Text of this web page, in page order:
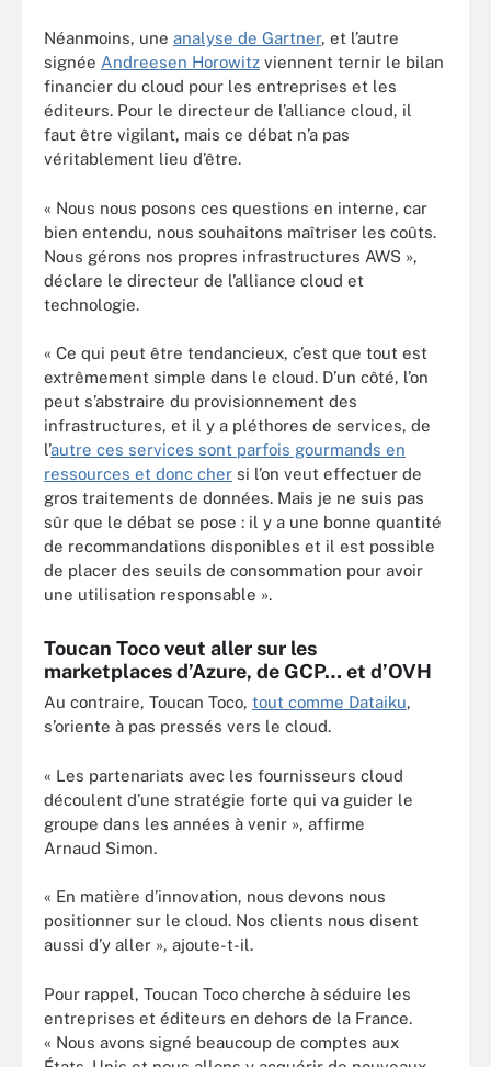
Néanmoins, une analyse de Gartner, et l’autre
signée Andreesen Horowitz viennent ternir le bilan
financier du cloud pour les entreprises et les
éditeurs. Pour le directeur de l’alliance cloud, il
faut être vigilant, mais ce débat n’a pas
véritablement lieu d’être.
« Nous nous posons ces questions en interne, car
bien entendu, nous souhaitons maîtriser les coûts.
Nous gérons nos propres infrastructures AWS »,
déclare le directeur de l’alliance cloud et
technologie.
« Ce qui peut être tendancieux, c’est que tout est
extrêmement simple dans le cloud. D’un côté, l’on
peut s’abstraire du provisionnement des
infrastructures, et il y a pléthores de services, de
l’autre ces services sont parfois gourmands en
ressources et donc cher si l’on veut effectuer de
gros traitements de données. Mais je ne suis pas
sûr que le débat se pose : il y a une bonne quantité
de recommandations disponibles et il est possible
de placer des seuils de consommation pour avoir
une utilisation responsable ».
Toucan Toco veut aller sur les
marketplaces d’Azure, de GCP… et d’OVH
Au contraire, Toucan Toco, tout comme Dataiku,
s’oriente à pas pressés vers le cloud.
« Les partenariats avec les fournisseurs cloud
découlent d’une stratégie forte qui va guider le
groupe dans les années à venir », affirme
Arnaud Simon.
« En matière d’innovation, nous devons nous
positionner sur le cloud. Nos clients nous disent
aussi d’y aller », ajoute-t-il.
Pour rappel, Toucan Toco cherche à séduire les
entreprises et éditeurs en dehors de la France.
« Nous avons signé beaucoup de comptes aux